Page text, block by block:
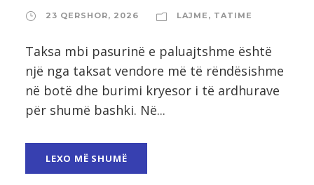
23 QERSHOR, 2026 LAJME , TATIME
Taksa mbi pasurinë e paluajtshme është
një nga taksat vendore më të rëndësishme
në botë dhe burimi kryesor i të ardhurave
për shumë bashki. Në...
LEXO MË SHUMË